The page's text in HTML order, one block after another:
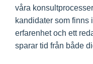
våra
kandidater som finns
erfarenhet och ett
sparar tid från både